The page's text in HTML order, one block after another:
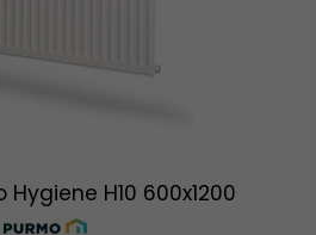
Hygiene H10 600x1200